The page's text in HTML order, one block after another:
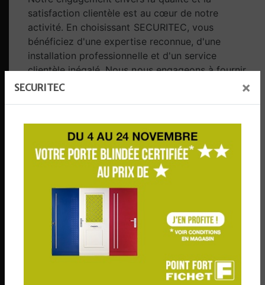
SECURITEC ×
satisfaction clientèle est au cœur de notre
activité. En choisissant SECURITEC, vous
bénéficiez d'une expertise reconnue, d'une
installation professionnelle et d'un service
clientèle inégalé. Nous nous engageons à fournir
des solutions de sécurité fiables et durables,
En résumé, SECURITEC est votre partenaire de
confiance pour toutes vos solutions de sécurité,
notamment pour l'installation deporte blindée
Avec notre expérience, notre expertise et notre
engagement envers la qualité, nous sommes
déterminés à vous fournir la tranquillité d'esprit
que vous méritez.
Contactez-nous aujourd'hui pour en savoir plus
sur nos services et comment nous pouvons vous
aider à sécuriser votre propriété avec nos
et bien plus encore.